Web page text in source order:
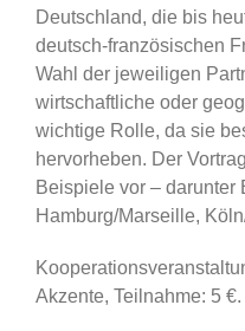
Deutschland, die bis
deutsch-französischen
Wahl der jeweiligen
wirtschaftliche oder
wichtige Rolle, da sie
hervorheben. Der
Beispiele vor – darunter
Hamburg/Marseille,
Akzente, Teilnahme: 5 €.